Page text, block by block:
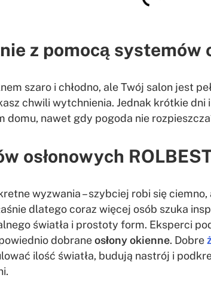
z pomocą systemów
szaro i chłodno, ale Twój salon jest
chwili wytchnienia. Jednak krótkie
domu, nawet gdy pogoda nie
osłonowych
wyzwania – szybciej robi się
dlatego coraz więcej osób szuka
światła i prostoty form. Eksperci
dobraneosłony okienne. Dobre
ilość światła, budują nastrój i